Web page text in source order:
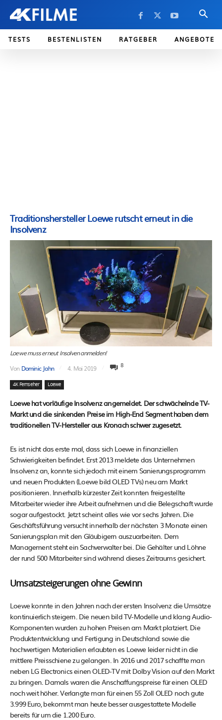
TESTS BESTENLISTEN RATGEBER ANGEBOTE
Traditionshersteller Loewe rutscht erneut in die
Insolvenz
Loewe muss erneut Insolven anmelden!
Von Dominic Jahn 4. Mai 2019 8
4K Fernseher Loewe
Loewe hat vorläufige Insolvenz angemeldet. Der schwächelnde TV-
Markt und die sinkenden Preise im High-End Segment haben dem
traditionellen TV-Hersteller aus Kronach schwer zugesetzt.
Es ist nicht das erste mal, dass sich Loewe in finanziellen
Schwierigkeiten befindet. Erst 2013 meldete das Unternehmen
Insolvenz an, konnte sich jedoch mit einem Sanierungsprogramm
und neuen Produkten (Loewe bild OLED TVs) neu am Markt
positionieren. Innerhalb kürzester Zeit konnten freigestellte
Mitarbeiter wieder ihre Arbeit aufnehmen und die Belegschaft wurde
sogar aufgestockt. Jetzt scheint alles wie vor sechs Jahren. Die
Geschäftsführung versucht innerhalb der nächsten 3 Monate einen
Sanierungsplan mit den Gläubigern auszuarbeiten. Dem
Management steht ein Sachverwalter bei. Die Gehälter und Löhne
der rund 500 Mitarbeiter sind während dieses Zeitraums gesichert.
Umsatzsteigerungen ohne Gewinn
Loewe konnte in den Jahren nach der ersten Insolvenz die Umsätze
kontinuierlich steigern. Die neuen bild TV-Modelle und klang Audio-
Komponenten wurden zu hohen Preisen am Markt platziert. Die
Produktentwicklung und Fertigung in Deutschland sowie die
hochwertigen Materialien erlaubten es Loewe leider nicht in die
mittlere Preisschiene zu gelangen. In 2016 und 2017 schaffte man
neben LG Electronics einen OLED-TV mit Dolby Vision auf den Markt
zu bringen. Damals waren die Anschaffungspreise für einen OLED
noch weit höher. Verlangte man für einen 55 Zoll OLED noch gute
3.999 Euro, bekommt man heute besser ausgestattete Modelle
bereits für um die 1.200 Euro.